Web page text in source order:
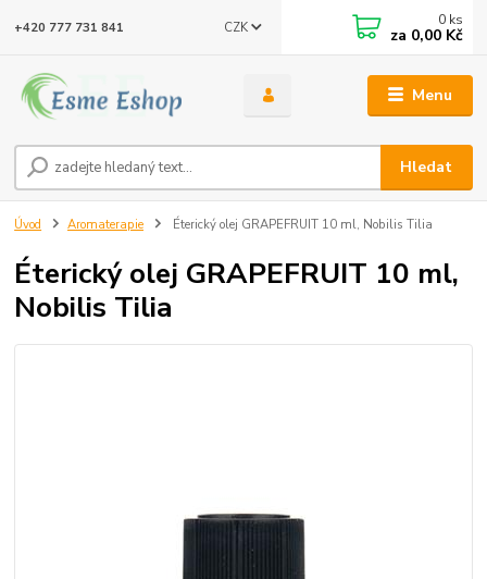
Menu
CZK
Hledat
+420 777 731 841 0 ks
za 0,00 Kč
Úvod Aromaterapie Éterický olej GRAPEFRUIT 10 ml, Nobilis Tilia
Éterický olej GRAPEFRUIT 10 ml,
Nobilis Tilia